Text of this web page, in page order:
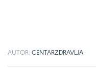
AUTOR: CENTARZDRAVLJA